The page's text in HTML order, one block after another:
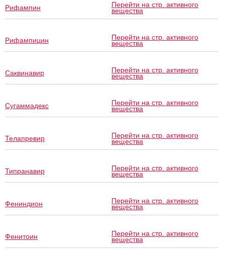
Рифампин Перейти на стр. активного
вещества
Рифампицин Перейти на стр. активного
вещества
Саквинавир Перейти на стр. активного
вещества
Сугаммадекс Перейти на стр. активного
вещества
Телапревир Перейти на стр. активного
вещества
Типранавир Перейти на стр. активного
вещества
Фениндион Перейти на стр. активного
вещества
Фенитоин Перейти на стр. активного
вещества